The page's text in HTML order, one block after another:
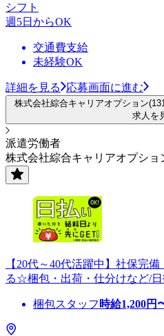
シフト
週5日からOK
交通費支給
未経験OK
詳細を見る 応募画面に進む
株式会社綜合キャリアオプション
求人を
派遣労働者
株式会社綜合キャリアオプショ
【20代～40代活躍中】社保完
る☆梱包・出荷・仕分けなど/
梱包スタッフ 時給1,200円